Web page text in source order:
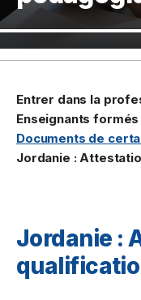
Entrer dans la
Enseignants formés
Documents de
Jordanie :
Jordanie :